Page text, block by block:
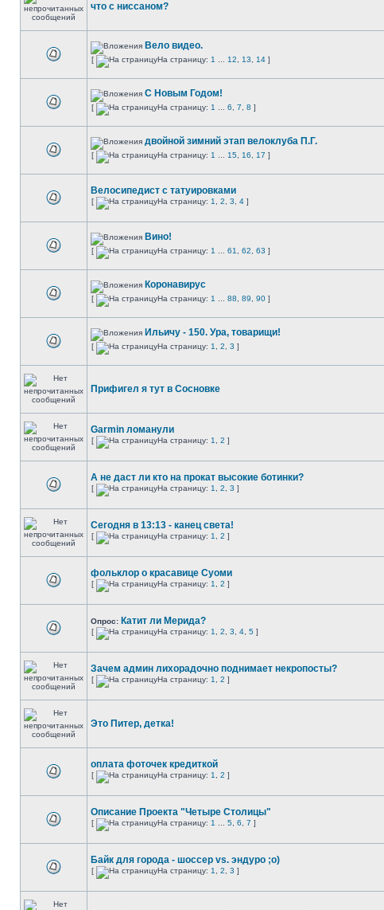
что с ниссаном?
Вело видео.
[ На страницу: 1 12 13 14 ]
С Новым Годом!
[ На страницу: 1 6 7 8 ]
двойной зимний этап велоклуба П.Г.
[ На страницу: 1 15 16 17 ]
Велосипедист с татуировками
[ На страницу: 1 2 3 4 ]
Вино!
[ На страницу: 1 61 62 63 ]
Коронавирус
[ На страницу: 1 88 89 90 ]
Ильичу - 150. Ура, товарищи!
[ На страницу: 1 2 3 ]
Прифигел я тут в Сосновке
Garmin ломанули
[ На страницу: 1 2 ]
А не даст ли кто на прокат высокие ботинки?
[ На страницу: 1 2 3 ]
Сегодня в 13:13 - канец света!
[ На страницу: 1 2 ]
фольклор о красавице Суоми
[ На страницу: 1 2 ]
Опрос: Катит ли Мерида?
[ На страницу: 1 2 3 4 5 ]
Зачем админ лихорадочно поднимает некропосты?
[ На страницу: 1 2 ]
Это Питер, детка!
оплата фоточек кредиткой
[ На страницу: 1 2 ]
Описание Проекта "Четыре Столицы"
[ На страницу: 1 5 6 7 ]
Байк для города - шоссер vs. эндуро ;o)
[ На страницу: 1 2 3 ]